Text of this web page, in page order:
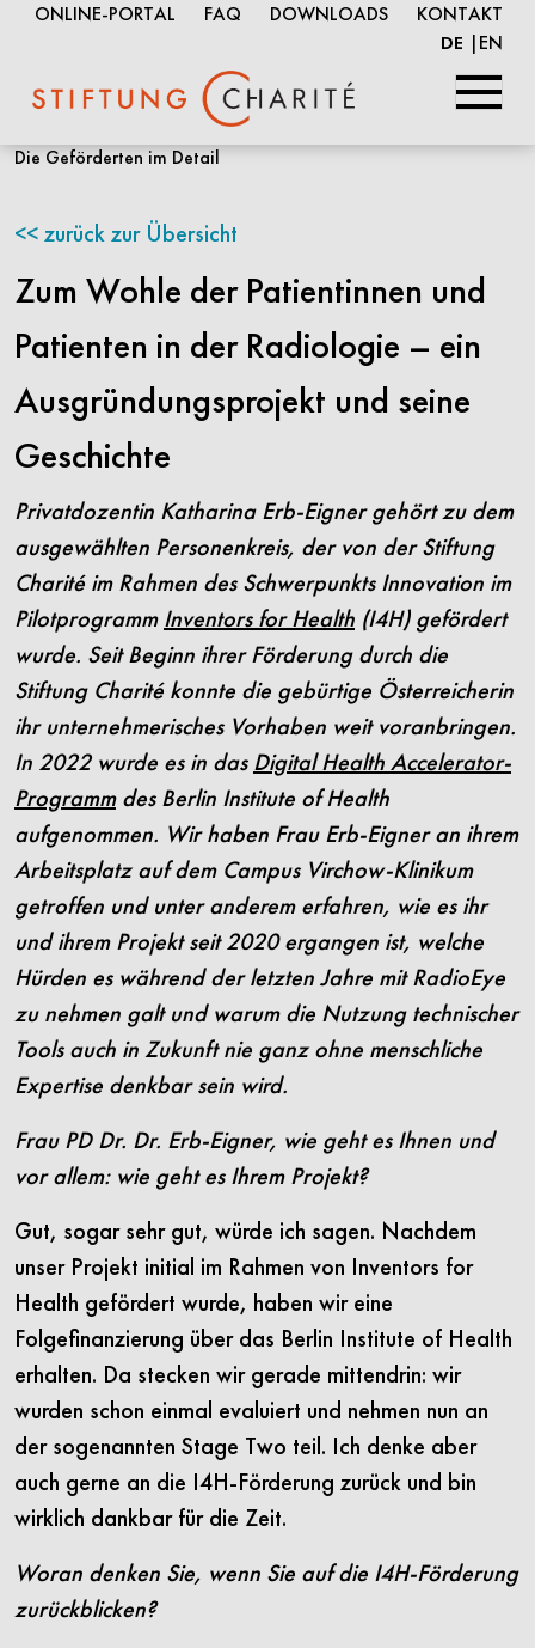
zum
ONLINE-PORTAL FAQ DOWNLOADS KONTAKT
DE EN
Die Geförderten im Detail
zurück zur Übersicht
Zum Wohle der Patientinnen und
Patienten in der Radiologie – ein
Ausgründungsprojekt und seine
Geschichte
Privatdozentin Katharina Erb-Eigner gehört zu dem
ausgewählten Personenkreis, der von der Stiftung
Charité im Rahmen des Schwerpunkts Innovation im
Pilotprogramm Inventors for Health (I4H) gefördert
wurde. Seit Beginn ihrer Förderung durch die
Stiftung Charité konnte die gebürtige Österreicherin
ihr unternehmerisches Vorhaben weit voranbringen.
In 2022 wurde es in das Digital Health Accelerator-
Programmdes Berlin Institute of Health
aufgenommen. Wir haben Frau Erb-Eigner an ihrem
Arbeitsplatz auf dem Campus Virchow-Klinikum
getroffen und unter anderem erfahren, wie es ihr
und ihrem Projekt seit 2020 ergangen ist, welche
Hürden es während der letzten Jahre mit RadioEye
zu nehmen galt und warum die Nutzung technischer
Tools auch in Zukunft nie ganz ohne menschliche
Expertise denkbar sein wird.
Frau PD Dr. Dr. Erb-Eigner, wie geht es Ihnen und
vor allem: wie geht es Ihrem Projekt?
Gut, sogar sehr gut, würde ich sagen. Nachdem
unser Projekt initial im Rahmen von Inventors for
Health gefördert wurde, haben wir eine
Folgefinanzierung über das Berlin Institute of Health
erhalten. Da stecken wir gerade mittendrin: wir
wurden schon einmal evaluiert und nehmen nun an
der sogenannten Stage Two teil. Ich denke aber
auch gerne an die I4H-Förderung zurück und bin
wirklich dankbar für die Zeit.
Woran denken Sie, wenn Sie auf die I4H-Förderung
zurückblicken?